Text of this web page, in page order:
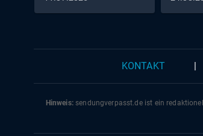
KONTAKT
Hinweis:sendungverpasst.deist ein